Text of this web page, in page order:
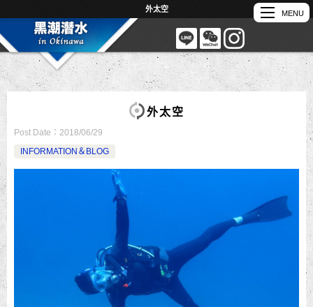
外太空
外太空
Post Date： 2018/06/29
INFORMATION＆BLOG